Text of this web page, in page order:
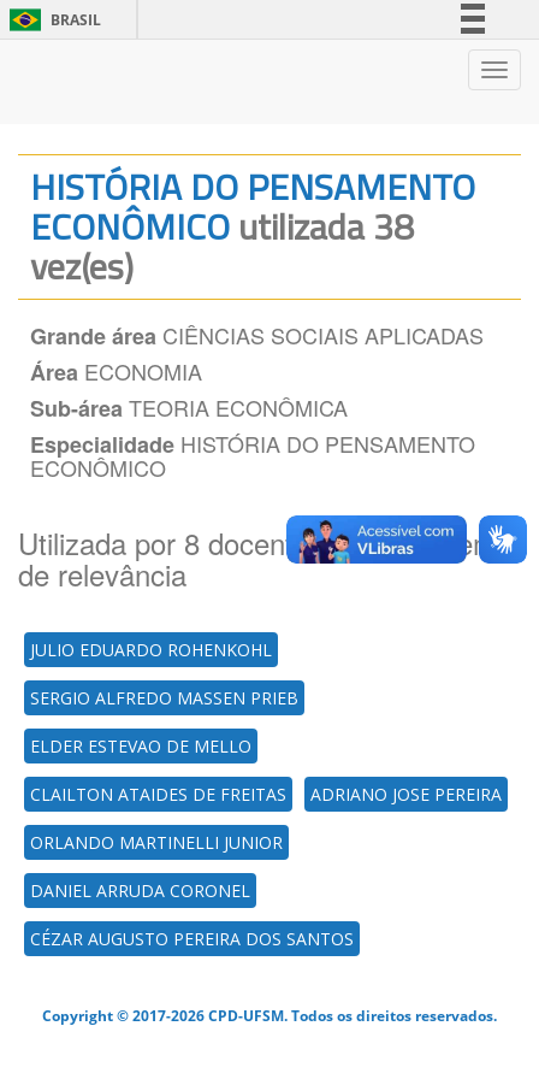
BRASIL
Legislação
Canais
HISTÓRIA DO PENSAMENTO
ECONÔMICOutilizada 38
vez(es)
Grande área CIÊNCIAS SOCIAIS APLICADAS
Área ECONOMIA
Sub-áreaTEORIA ECONÔMICA
Especialidade HISTÓRIA DO PENSAMENTO
ECONÔMICO
Utilizada por 8 docente(es) por ordem
de relevância
JULIO EDUARDO ROHENKOHL
SERGIO ALFREDO MASSEN PRIEB
ELDER ESTEVAO DE MELLO
CLAILTON ATAIDES DE FREITAS ADRIANO JOSE PEREIRA
ORLANDO MARTINELLI JUNIOR
DANIEL ARRUDA CORONEL
CÉZAR AUGUSTO PEREIRA DOS SANTOS
Copyright © 2017-2026 CPD-UFSM. Todos os direitos reservados.